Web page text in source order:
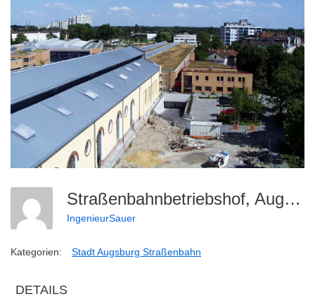
Straßenbahnbetriebshof, Augsburg (6)
IngenieurSauer
Kategorien: Stadt Augsburg Straßenbahn
DETAILS